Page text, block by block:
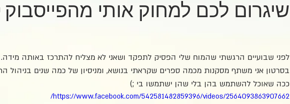
שיגרום לכם למחוק אותי
לפני שבועיים הרגשתי שהמוח שלי הפסיק לתפקד ושאני לא מצליח להתרכז באותה מידה.
בסרטון אני משתף מסקנות מכמה ספרים שקראתי בנושא, ומניסיון של כמה שנים בניהול
ככה שאוכל להשתמש בהן בלי שהן ישתמשו בי ;)
https://www.facebook.com/542581482859396/videos/2564093863907662/